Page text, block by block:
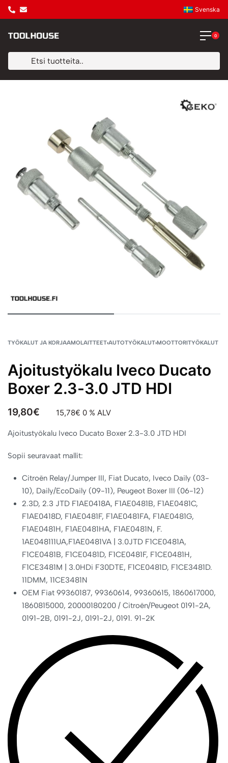
Svenska
0
TYÖKALUT JA KORJAAMOLAITTEET›AUTOTYÖKALUT›MOOTTORITYÖKALUT
Ajoitustyökalu Iveco Ducato
Boxer 2.3-3.0 JTD HDI
19,80€ 15,78€ 0 % ALV
Ajoitustyökalu Iveco Ducato Boxer 2.3-3.0 JTD HDI
Sopii seuravaat mallit:
Citroën Relay/Jumper III, Fiat Ducato, Iveco Daily (03-
10), Daily/EcoDaily (09-11), Peugeot Boxer III (06-12)
2.3D, 2.3 JTD F1AE0418A, F1AE0481B, F1AE0481C,
F1AE0418D, F1AE0481F, F1AE0481FA, F1AE0481G,
F1AE0481H, F1AE0481HA, F1AE0481N, F.
1AE048111UA,F1AE0481VA | 3.0JTD F1CE0481A,
F1CE0481B, F1CE0481D, F1CE0481F, F1CE0481H,
F1CE3481M | 3.0HDi F30DTE, F1CE0481D, F1CE3481D.
11DMM, 11CE3481N
OEM Fiat 99360187, 99360614, 99360615, 1860617000,
1860815000, 20000180200 / Citroën/Peugeot 0191-2A,
0191-2B, 0191-2J, 0191-2J, 0191. 91-2K